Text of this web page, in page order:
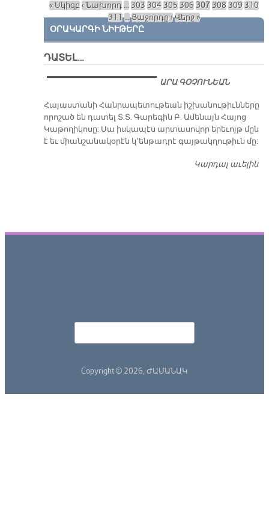
Էջեր
« Սկիզբ‹ Նախորդ … 303 304 305 306 307 308 309 310
311 …Յաջորդը ›Վերջ »
ՕՐԱԿԱՐԳԻ ՆԻՒԹԵՐԸ
ԴԱՏԵԼ…
ԱՐԱ ԳՕՉՈՒՆԵԱՆ
​Հայաստանի Հանրապետութեան իշխանութիւնները
որոշած են դատել Տ.Տ. Գարեգին Բ. Ամենայն Հայոց
Կաթողիկոսը: Սա իսկապէս արտասովոր երեւոյթ մըն
է եւ միանշանակօրէն կ՚ենթադրէ գայթակղութիւն մը:
Կարդալ աւելին
Copyright © 2026, ԺԱՄԱՆԱԿ